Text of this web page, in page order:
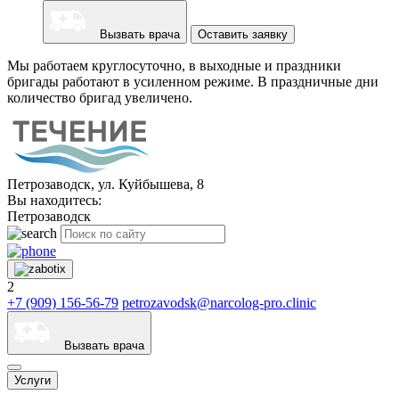
Вызвать врача Оставить заявку
Мы работаем круглосуточно, в выходные и праздники
бригады работают в усиленном режиме. В праздничные дни
количество бригад увеличено.
Петрозаводск, ул. Куйбышева, 8
Вы находитесь:
Петрозаводск
2
+7 (909) 156-56-79 petrozavodsk@narcolog-pro.clinic
Вызвать врача
Услуги